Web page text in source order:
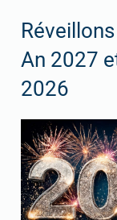
An 2027
2026